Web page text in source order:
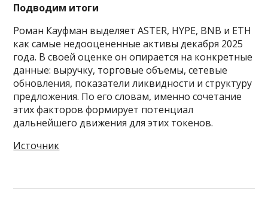
Подводим итоги
Роман Кауфман выделяет ASTER, HYPE, BNB и ETH
как самые недооцененные активы декабря 2025
года. В своей оценке он опирается на конкретные
данные: выручку, торговые объемы, сетевые
обновления, показатели ликвидности и структуру
предложения. По его словам, именно сочетание
этих факторов формирует потенциал
дальнейшего движения для этих токенов.
Источник